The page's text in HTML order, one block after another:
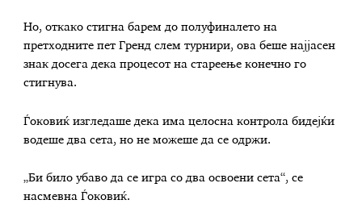
Но, откако стигна барем до полуфиналето на
претходните пет Гренд слем турнири, ова беше најјасен
знак досега дека процесот на стареење конечно го
стигнува.
Ѓоковиќ изгледаше дека има целосна контрола бидејќи
водеше два сета, но не можеше да се одржи.
„Би било убаво да се игра со два освоени сета“, се
насмевна Ѓоковиќ.